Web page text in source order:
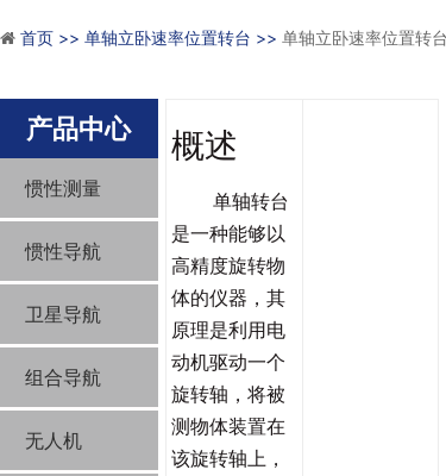
产品中心
惯性测量
惯性导航
卫星导航
组合导航
无人机
首页 >> 单轴立卧速率位置转台 >> 单轴立卧速率位置转
概述
单轴转台
是一种能够以
高精度旋转物
体的仪器，其
原理是利用电
动机驱动一个
旋转轴，将被
测物体装置在
该旋转轴上，